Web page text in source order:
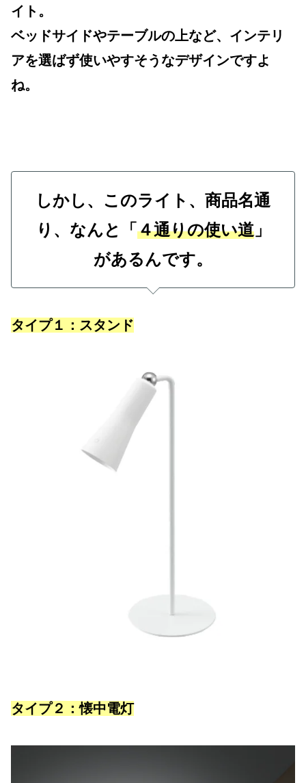
イト。
ベッドサイドやテーブルの上など、インテリ
アを選ばず使いやすそうなデザインですよ
ね。
しかし、このライト、商品名通
り、なんと「 ４通りの使い道」
があるんです。
タイプ１：スタンド
タイプ２：懐中電灯